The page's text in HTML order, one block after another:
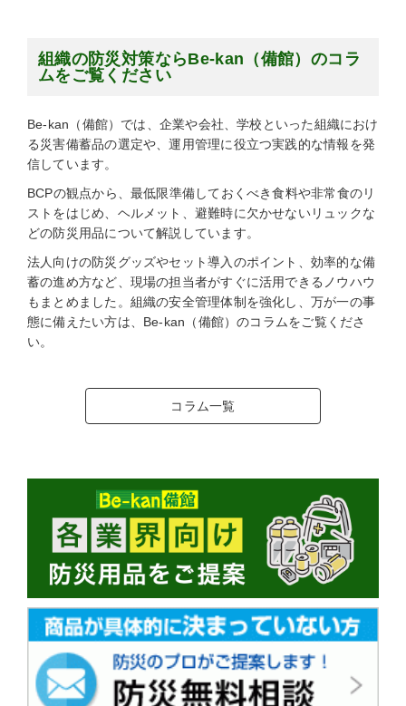
組織の防災対策ならBe-kan（備館）のコラ
ムをご覧ください
Be-kan（備館）では、企業や会社、学校といった組織におけ
る災害備蓄品の選定や、運用管理に役立つ実践的な情報を発
信しています。
BCPの観点から、最低限準備しておくべき食料や非常食のリ
ストをはじめ、ヘルメット、避難時に欠かせないリュックな
どの防災用品について解説しています。
法人向けの防災グッズやセット導入のポイント、効率的な備
蓄の進め方など、現場の担当者がすぐに活用できるノウハウ
もまとめました。組織の安全管理体制を強化し、万が一の事
態に備えたい方は、Be-kan（備館）のコラムをご覧くださ
い。
コラム一覧